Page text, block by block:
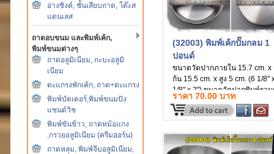
อ่างซิงค์, ชั้นเสียบถาด, โต๊ะส
แตนเลส
ถาดอบขนม และพิมพ์เค้ก,
พิมพ์ขนมต่างๆ
ถาดอลูมิเนียม, กะบะอลูมิ
เนียม
ตะแกรงพักเค้ก, ถาด+ตะแกรง
พิมพ์บัตเตอร์,พิมพ์ขนมปัง
แซนด์วิช
พิมพ์ขันข้าว, ถาดหม้อแกง
,กรวยอลูมิเนียม (ครีมฮอร์น)
ถาดหลุม, พิมพ์จีบอลูมิเนียม,
(32003) พิมพ์เค้กปั๊มกลม 1
ปอนด์
ขนาดวัดปากภายใน 15.7 cm. x
ก้น 15.5 cm. x สูง 5 cm. (6 1/8"
1/8" x 2") ขนาดวัดปากพิมพ์รว
ลวด 16.6 cm. (6 1/2")
ราคา 70.00 บาท